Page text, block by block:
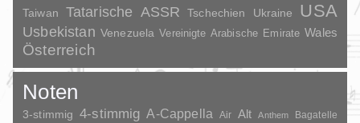
Taiwan Tatarische ASSR Tschechien Ukraine USA
Usbekistan Venezuela Vereinigte Arabische Emirate Wales
Österreich
Noten
3-stimmig 4-stimmig A-Cappella Air Alt Anthem Bagatelle